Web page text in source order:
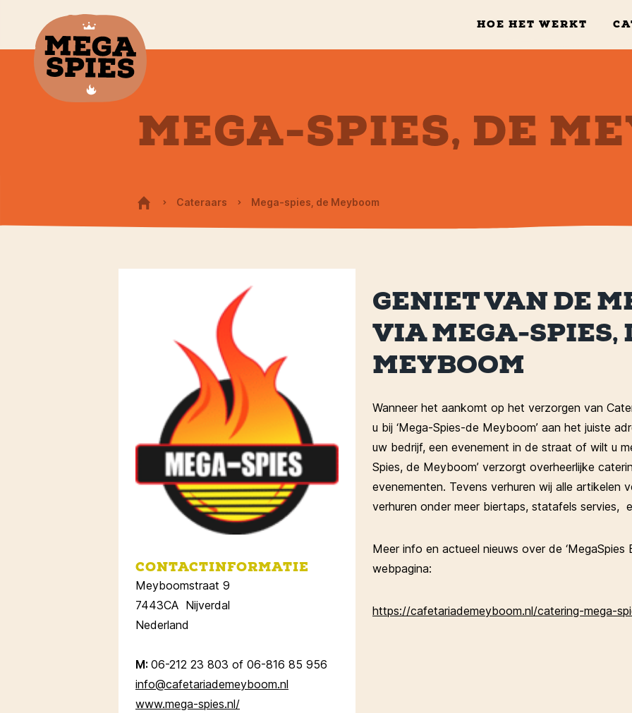
HOE HET WERKT
MEGA-SPIES, DE
Cateraars Mega-spies, de Meyboom
CONTACTINFORMATIE
Meyboomstraat 9
7443CA Nijverdal
Nederland
M: 06-212 23 803 of 06-816 85 956
info@cafetariademeyboom.nl
www.mega-spies.nl/
GENIET VAN DE
VIA MEGA-SPIES,
MEYBOOM
Wanneer het aankomt op het verzorgen van
u bij ‘Mega-Spies-de Meyboom’ aan het juiste
uw bedrijf, een evenement in de straat of wilt u
Spies, de Meyboom’ verzorgt overheerlijke
evenementen. Tevens verhuren wij alle artikelen
verhuren onder meer biertaps, statafels servies,
Meer info en actueel nieuws over de ‘MegaSpies
webpagina:
https://cafetariademeyboom.nl/catering-mega-